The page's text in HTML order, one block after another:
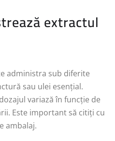
extractul
administra sub diferite
sau ulei esențial.
variază în funcție de
Este important să citiți cu
ambalaj.